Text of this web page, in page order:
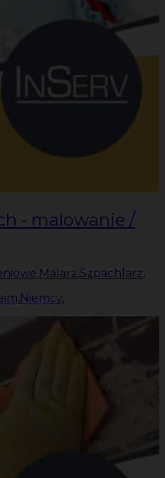
- malowanie /
,Malarz,Szpachlarz,
,Niemcy,